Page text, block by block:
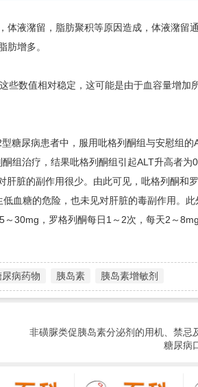
液潴留，脂肪聚积等原因造成，体液潴留
肪增多。
数值相对稳定，这可能是由于血容量增加所
糖尿病患者中，服用吡格列酮组与安慰组的
组治疗，结果吡格列酮组引起ALT升高者为
脏的副作用很少。由此可见，吡格列酮和
血糖的危险，也未见对肝脏的毒副作用。此
30mg，罗格列酮每日1～2次，每天2～
尿病药物 胰岛素 胰岛素增敏剂
非磺脲类促胰岛素分泌剂的用机、禁忌
糖尿病